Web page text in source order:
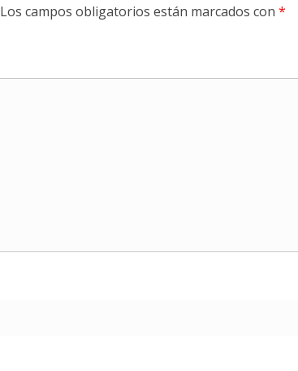
Los campos obligatorios están marcados con *